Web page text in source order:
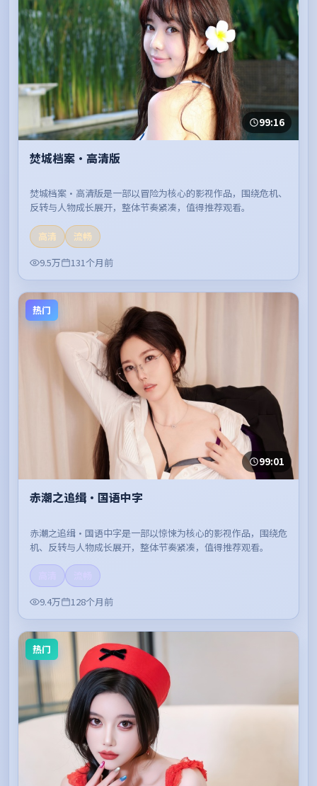
99:16
焚城档案·高清版
焚城档案·高清版是一部以冒险为核心的影视作品，围绕危机、
反转与人物成长展开，整体节奏紧凑，值得推荐观看。
高清
流畅
9.5万
131个月前
热门
99:01
赤潮之追缉·国语中字
赤潮之追缉·国语中字是一部以惊悚为核心的影视作品，围绕危
机、反转与人物成长展开，整体节奏紧凑，值得推荐观看。
9.4万
128个月前
热门